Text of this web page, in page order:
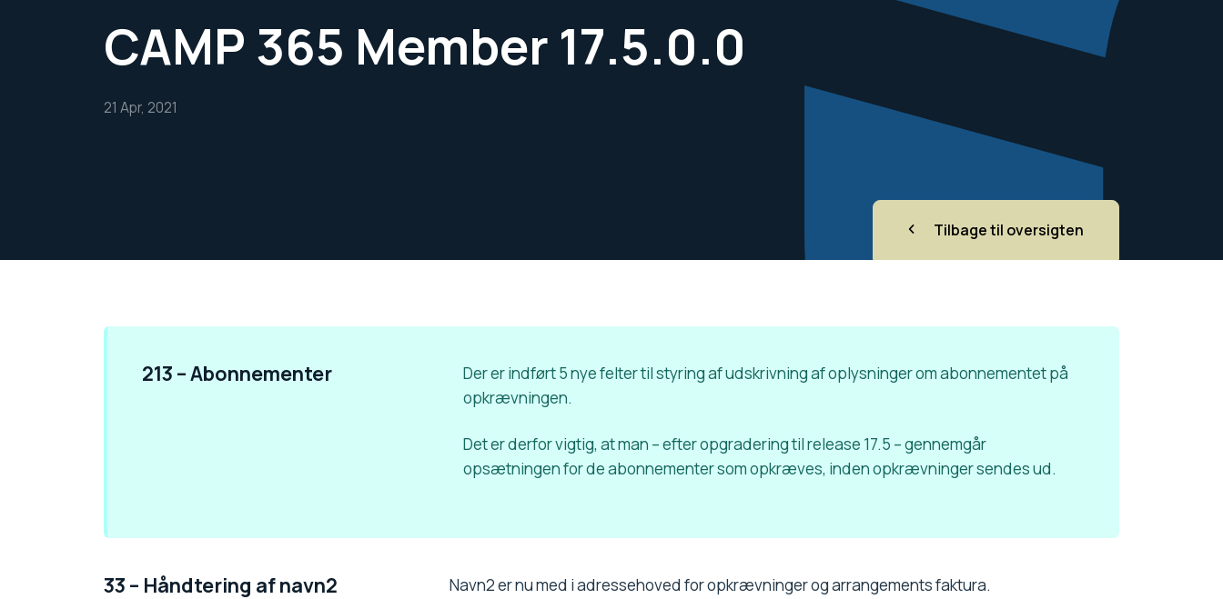
CAMP 365 Member 17.5.0.0
21 Apr, 2021
Tilbage til oversigten
213 – Abonnementer
Der er indført 5 nye felter til styring af udskrivning af oplysninger om abonnementet på
opkrævningen.
Det er derfor vigtig, at man – efter opgradering til release 17.5 – gennemgår
opsætningen for de abonnementer som opkræves, inden opkrævninger sendes ud.
33 – Håndtering af navn2 Navn2 er nu med i adressehoved for opkrævninger og arrangements faktura.